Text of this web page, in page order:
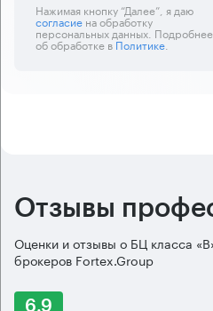
Нажимая кнопку “Далее”, я даю
согласиена обработку
персональных данных. Подробнее
об обработке вПолитике.
Отзывы
Оценки и отзывы о БЦ класса
брокеров Fortex.Group
6.9